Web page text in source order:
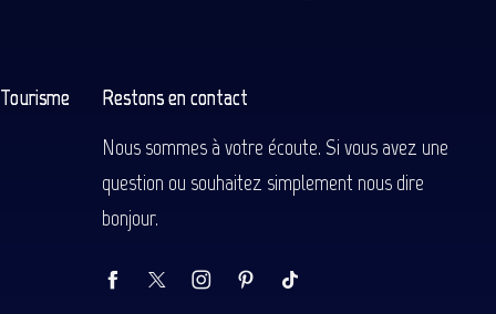
Restons en contact
Nous sommes à votre écoute. Si vous avez une
question ou souhaitez simplement nous dire
bonjour.